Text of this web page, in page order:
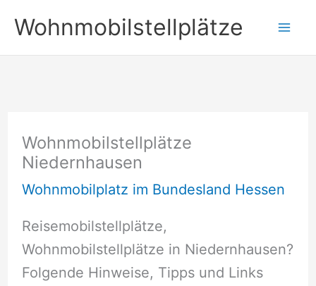
Inhalt
springen
Wohnmobilstellplätze
Wohnmobilstellplätze
Niedernhausen
Wohnmobilplatz im Bundesland Hessen
Reisemobilstellplätze,
Wohnmobilstellplätze in Niedernhausen?
Folgende Hinweise, Tipps und Links